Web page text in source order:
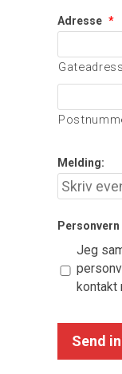
Adresse *
Melding:
Personvern
Jeg
kontakt